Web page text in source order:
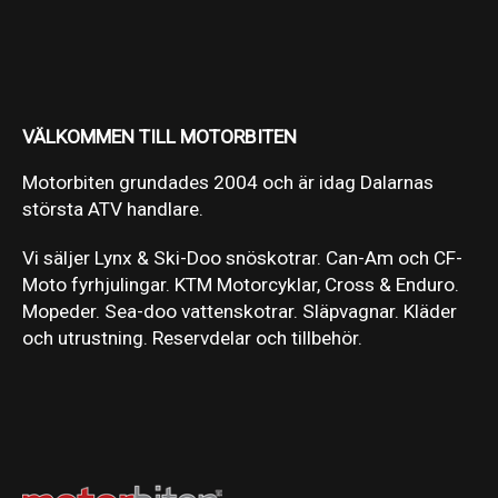
VÄLKOMMEN TILL MOTORBITEN
Motorbiten grundades 2004 och är idag Dalarnas
största ATV handlare.
Vi säljer Lynx & Ski-Doo snöskotrar. Can-Am och CF-
Moto fyrhjulingar. KTM Motorcyklar, Cross & Enduro.
Mopeder. Sea-doo vattenskotrar. Släpvagnar. Kläder
och utrustning. Reservdelar och tillbehör.